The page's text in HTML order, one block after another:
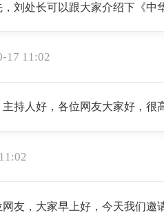
，刘处长可以跟大家介绍下《
17 11:02
主持人好，各位网友大家好，
网友，大家早上好，今天我们